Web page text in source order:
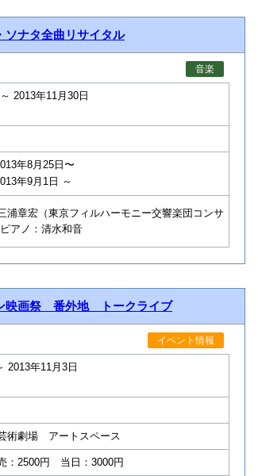
ナタ全曲リサイタル
音楽
2013年11月30日
年8月25日〜
年9月1日 ～
浦章宏（東京フィルハーモニー交響楽団コンサ
アノ：清水和音
映画祭 番外地 トークライブ
イベント情報
2013年11月3日
術劇場 アートスペース
：2500円 当日：3000円